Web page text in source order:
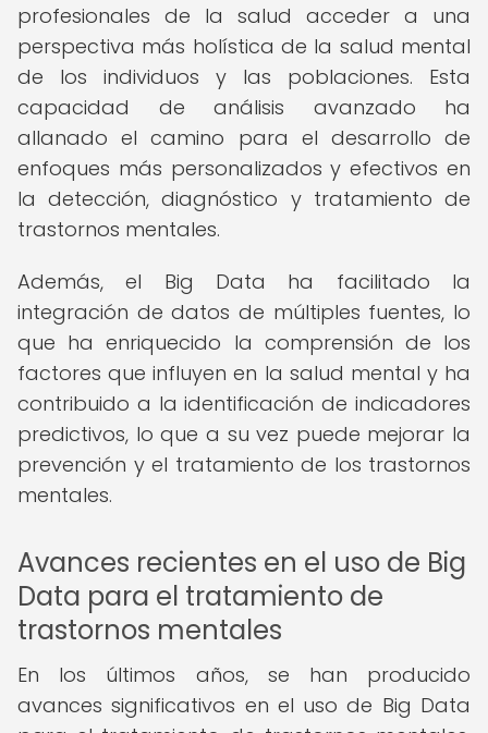
profesionales de la salud acceder a una
perspectiva más holística de la salud mental
de los individuos y las poblaciones. Esta
capacidad de análisis avanzado ha
allanado el camino para el desarrollo de
enfoques más personalizados y efectivos en
la detección, diagnóstico y tratamiento de
trastornos mentales.
Además, el Big Data ha facilitado la
integración de datos de múltiples fuentes, lo
que ha enriquecido la comprensión de los
factores que influyen en la salud mental y ha
contribuido a la identificación de indicadores
predictivos, lo que a su vez puede mejorar la
prevención y el tratamiento de los trastornos
mentales.
Avances recientes en el uso de Big
Data para el tratamiento de
trastornos mentales
En los últimos años, se han producido
avances significativos en el uso de Big Data